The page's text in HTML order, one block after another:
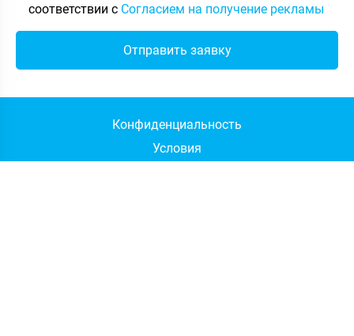
соответствии с Согласием на получение рекламы
Конфиденциальность
Условия